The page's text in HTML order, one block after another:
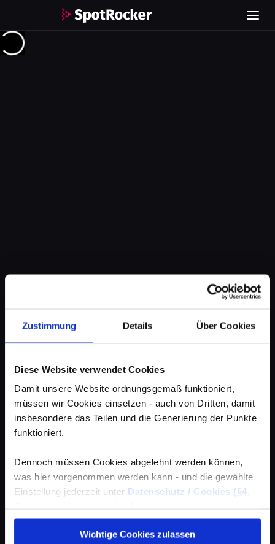
Zustimmung Details Über Cookies
Diese Website verwendet Cookies
Damit unsere Website ordnungsgemäß funktioniert,
müssen wir Cookies einsetzen - auch von Dritten, damit
insbesondere das Teilen und die Generierung der Punkte
funktioniert.
Dennoch müssen Cookies abgelehnt werden können,
was hier vorgenommen werden kann - und die gewählte
Einstellung jederzeit unter Datenschutz / Cookies (§4,
Wichtige Cookies zulassen